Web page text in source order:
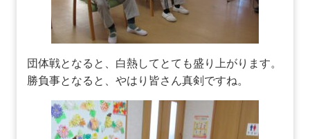
団体戦となると、白熱してとても盛り上がります。
勝負事となると、やはり皆さん真剣ですね。